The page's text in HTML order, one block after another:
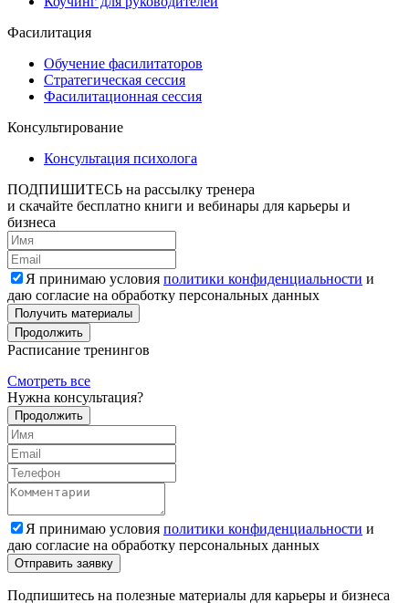
Фасилитация
Обучение фасилитаторов
Стратегическая сессия
Фасилитационная сессия
Консультирование
Консультация психолога
ПОДПИШИТЕСЬ на рассылку тренера
и скачайте бесплатно книги и вебинары для карьеры и
бизнеса
Я принимаю условия политики конфиденциальности и
даю согласие на обработку персональных данных
Получить материалы
Продолжить
Расписание тренингов
Смотреть все
Нужна консультация?
Продолжить
Я принимаю условия политики конфиденциальности и
даю согласие на обработку персональных данных
Подпишитесь на полезные материалы для карьеры и бизнеса